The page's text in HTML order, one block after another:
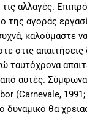
αλλαγές.
αγοράς
καλούμαστε
στις
ταυτόχρονα
από αυτές.
(Carnevale,
δυναµικό θα